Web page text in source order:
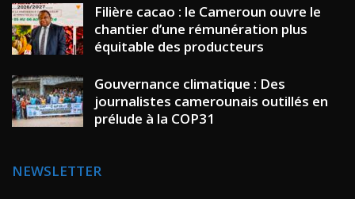
Filière cacao : le Cameroun ouvre le
chantier d’une rémunération plus
équitable des producteurs
Gouvernance climatique : Des
journalistes camerounais outillés en
prélude à la COP31
NEWSLETTER